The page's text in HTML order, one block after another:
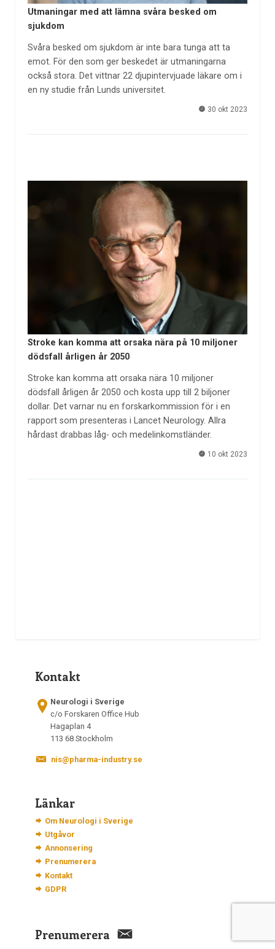
Utmaningar med att lämna svåra besked om
sjukdom
Svåra besked om sjukdom är inte bara tunga att ta
emot. För den som ger beskedet är utmaningarna
också stora. Det vittnar 22 djupintervjuade läkare om i
en ny studie från Lunds universitet.
30 okt 2023
Stroke kan komma att orsaka nära på 10 miljoner
dödsfall årligen år 2050
Stroke kan komma att orsaka nära 10 miljoner
dödsfall årligen år 2050 och kosta upp till 2 biljoner
dollar. Det varnar nu en forskarkommission för i en
rapport som presenteras i Lancet Neurology. Allra
hårdast drabbas låg- och medelinkomstländer.
10 okt 2023
Kontakt
Neurologi i Sverige
c/o Forskaren Office Hub
Hagaplan 4
113 68 Stockholm
nis@pharma-industry.se
Länkar
Om Neurologi i Sverige
Utgåvor
Annonsering
Prenumerera
Kontakt
GDPR
Prenumerera